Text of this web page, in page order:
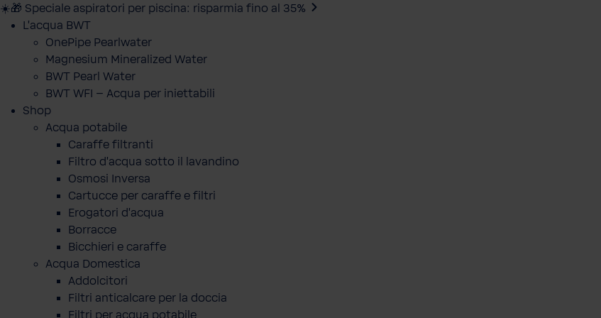
☀️🎁 Speciale aspiratori per piscina: risparmia fino al 35%
L'acqua BWT
OnePipe Pearlwater
Magnesium Mineralized Water
BWT Pearl Water
BWT WFI – Acqua per iniettabili
Shop
Acqua potabile
Caraffe filtranti
Filtro d'acqua sotto il lavandino
Osmosi Inversa
Cartucce per caraffe e filtri
Erogatori d'acqua
Borracce
Bicchieri e caraffe
Acqua Domestica
Addolcitori
Filtri anticalcare per la doccia
Filtri per acqua potabile